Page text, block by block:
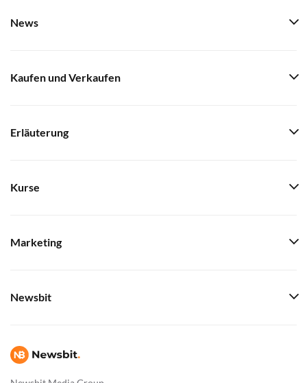
News
Kaufen und Verkaufen
Erläuterung
Kurse
Marketing
Newsbit